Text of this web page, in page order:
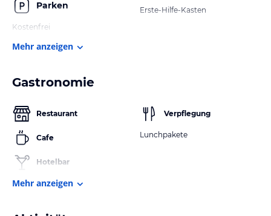
Parken
Kostenfrei
Erste-Hilfe-Kasten
Mehr anzeigen
Gastronomie
Restaurant
Cafe
Hotelbar
Verpflegung
Lunchpakete
Mehr anzeigen